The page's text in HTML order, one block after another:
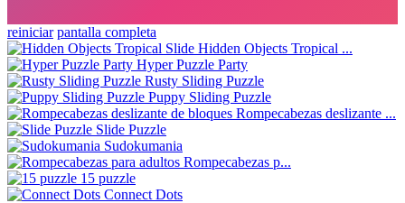
reiniciar pantalla completa
Hidden Objects Tropical ...
Hyper Puzzle Party
Rusty Sliding Puzzle
Puppy Sliding Puzzle
Rompecabezas deslizante ...
Slide Puzzle
Sudokumania
Rompecabezas p...
15 puzzle
Connect Dots